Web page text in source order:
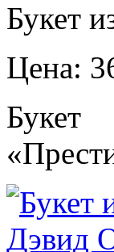
Букет
Цена:
Букет